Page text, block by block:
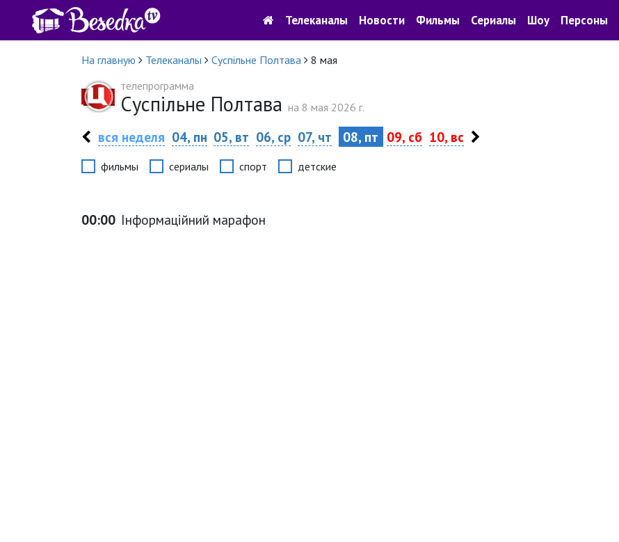
Телеканалы Новости Фильмы Сериалы Шоу Персоны
На главную Телеканалы Суспільне Полтава
8 мая
телепрограмма
Суспільне Полтава на 8 мая 2026 г.
вся неделя 04, пн 05, вт 06, ср 07, чт 08, пт 09, сб 10, вс
фильмы сериалы спорт детские
00:00 Інформаційний марафон